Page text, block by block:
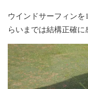
ウインドサーフィン
らいまでは結構正確に